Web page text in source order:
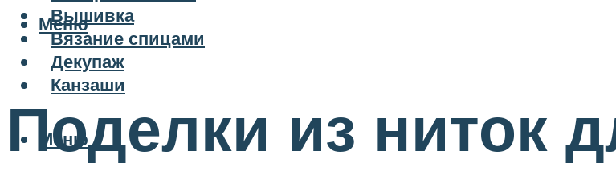
Вышивка
Вязание спицами
Декупаж
Канзаши
Меню
Меню
Поделки из ниток